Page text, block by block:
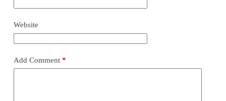
Website
Add Comment*